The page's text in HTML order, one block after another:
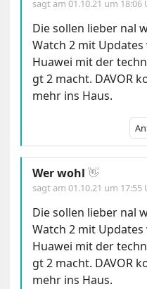
sagt am01.10.21 um 18:06
Die sollen lieber nal
Watch 2 mit
Huawei mit der
gt 2 macht. DAVOR
mehr ins Haus.
Wer wohl 👋
sagt am01.10.21 um 17:55
Die sollen lieber nal
Watch 2 mit
Huawei mit der
gt 2 macht. DAVOR
mehr ins Haus.